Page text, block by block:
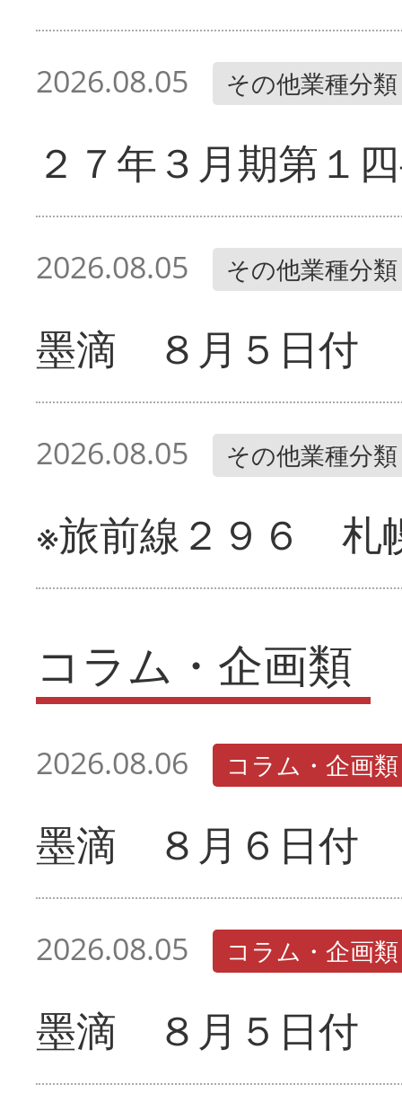
2026.08.05 その他業種分類
２７年３月期第１
2026.08.05 その他業種分類
墨滴 ８月５日付
2026.08.05 その他業種分類
※旅前線２９６ 札
コラム・企画類
2026.08.06 コラム・企画類
墨滴 ８月６日付
2026.08.05 コラム・企画類
墨滴 ８月５日付